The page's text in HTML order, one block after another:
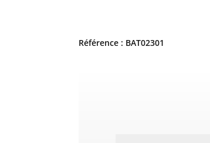
Référence : BAT02301